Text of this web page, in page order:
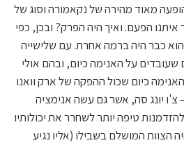
מאוד מהירה של נקאמורה וסוג של
הפעם. ואיך היה הפרק? ובכן, כפי
הוא כבר היה ברמה אחרת. עם שלישייה
על האנימה כיום, ובהם אולי
כיום שכול ההפקה של ארק וואנו
צ'ו יונג סה, אשר גם עשה אנימציה
טיפה יותר לשחרר את יכולותיו
הצוות המושלם בשבילו (אליו נגיע